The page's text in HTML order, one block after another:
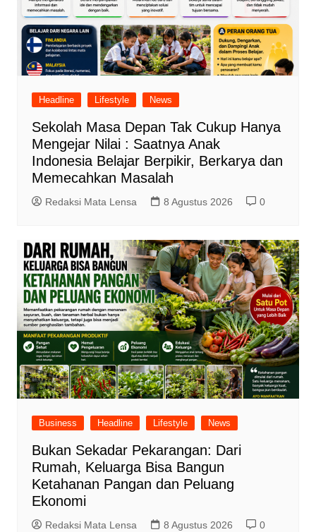
Headline Lifestyle News
Sekolah Masa Depan Tak Cukup Hanya
Mengejar Nilai : Saatnya Anak
Indonesia Belajar Berpikir, Berkarya dan
Memecahkan Masalah
Redaksi Mata Lensa 8 Agustus 2026 0
Business Headline Lifestyle News
Bukan Sekadar Pekarangan: Dari
Rumah, Keluarga Bisa Bangun
Ketahanan Pangan dan Peluang
Ekonomi
Redaksi Mata Lensa 8 Agustus 2026 0